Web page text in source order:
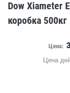
Dow Xiameter
коробка 500кг
Цена:
Цена